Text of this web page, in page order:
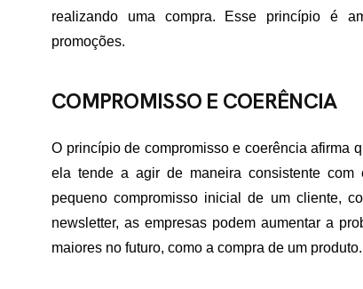
realizando uma compra. Esse princípio é
promoções.
COMPROMISSO E COERÊNCIA
O princípio de compromisso e coerência afirma
ela tende a agir de maneira consistente com
pequeno compromisso inicial de um cliente,
newsletter, as empresas podem aumentar a
maiores no futuro, como a compra de um produto.